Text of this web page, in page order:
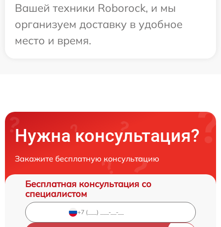
Вашей техники Roborock, и мы
организуем доставку в удобное
место и время.
Нужна консультация?
Закажите бесплатную консультацию
Бесплатная консультация со
специалистом